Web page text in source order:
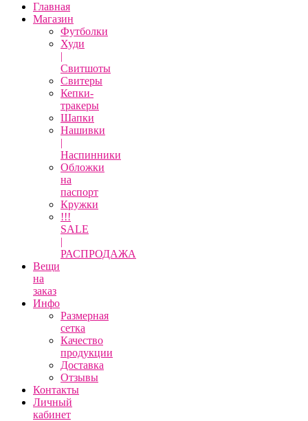
Главная
Магазин
Футболки
Худи
|
Свитшоты
Свитеры
Кепки-
тракеры
Шапки
Нашивки
|
Наспинники
Обложки
на
паспорт
Кружки
!!!
SALE
|
РАСПРОДАЖА
Вещи
на
заказ
Инфо
Размерная
сетка
Качество
продукции
Доставка
Отзывы
Контакты
Личный
кабинет